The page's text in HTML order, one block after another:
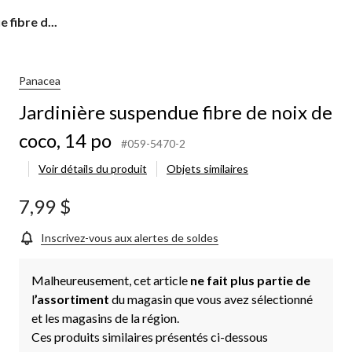
fibre d...
Panacea
Jardinière suspendue fibre de noix de
coco, 14 po
#059-5470-2
Voir détails du produit
Objets similaires
7,99 $
Inscrivez-vous aux alertes de soldes
Malheureusement, cet article ne fait plus partie de
l’assortiment du magasin que vous avez sélectionné
et les magasins de la région.
Ces produits similaires présentés ci-dessous